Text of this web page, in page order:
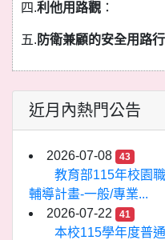
四.利他用路觀 ：
五. 防衛兼顧的安全用路
近月內熱門公告
2026-07-08 43
教育部115年校園
輔導計畫-一般/專業...
2026-07-22
41
本校115學年度普